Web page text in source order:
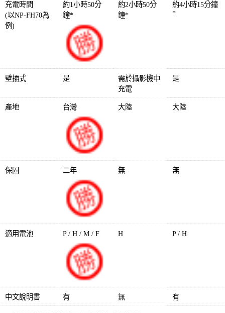
充電時間
(以NP-FH70為
例)
約1小時50分
鐘*
約2小時50分
鐘*
約4小時15分鐘
*
壁插式 是
需於攝影機中
充電
是
產地 台灣 大陸 大陸
保固 二年 無 無
適用電池 P / H / M / F H P / H
中文說明書 有 無 有